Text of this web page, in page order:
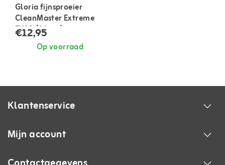
Gloria fijnsproeier
CleanMaster Extreme
EX10 (1 liter)
€12,95
Op voorraad
Klantenservice
Mijn account